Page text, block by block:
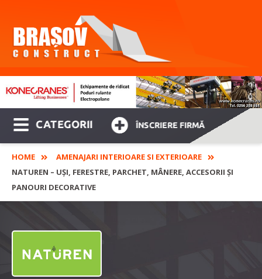
CATEGORII ÎNSCRIERE FIRMĂ
HOME
AMENAJARI INTERIOARE SI EXTERIOARE
NATUREN – UȘI, FERESTRE, PARCHET, MÂNERE, ACCESORII ȘI
PANOURI DECORATIVE